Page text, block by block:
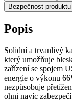
Bezpečnost
Popis
Solidní a trvanlivý
který umožňuje
zařízení se spojem
energie o výkonu
nezpůsobuje
ohni navíc